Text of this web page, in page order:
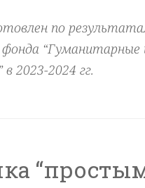
по
2023-2024 гг.